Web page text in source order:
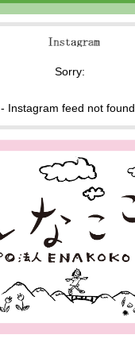
Sorry:
- Instagram feed not found.